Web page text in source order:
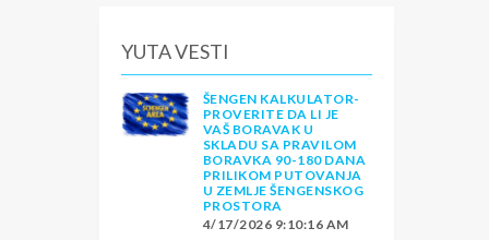
YUTA VESTI
ŠENGEN KALKULATOR-
PROVERITE DA LI JE
VAŠ BORAVAK U
SKLADU SA PRAVILOM
BORAVKA 90-180 DANA
PRILIKOM PUTOVANJA
U ZEMLJE ŠENGENSKOG
PROSTORA
4/17/2026 9:10:16 AM